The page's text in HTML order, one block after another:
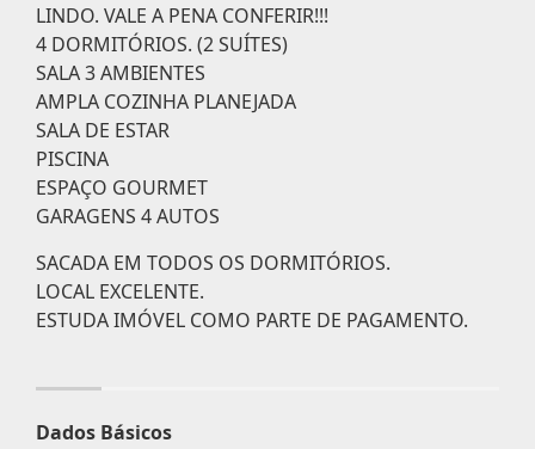
LINDO. VALE A PENA CONFERIR!!!
4 DORMITÓRIOS. (2 SUÍTES)
SALA 3 AMBIENTES
AMPLA COZINHA PLANEJADA
SALA DE ESTAR
PISCINA
ESPAÇO GOURMET
GARAGENS 4 AUTOS
SACADA EM TODOS OS DORMITÓRIOS.
LOCAL EXCELENTE.
ESTUDA IMÓVEL COMO PARTE DE PAGAMENTO.
Dados Básicos